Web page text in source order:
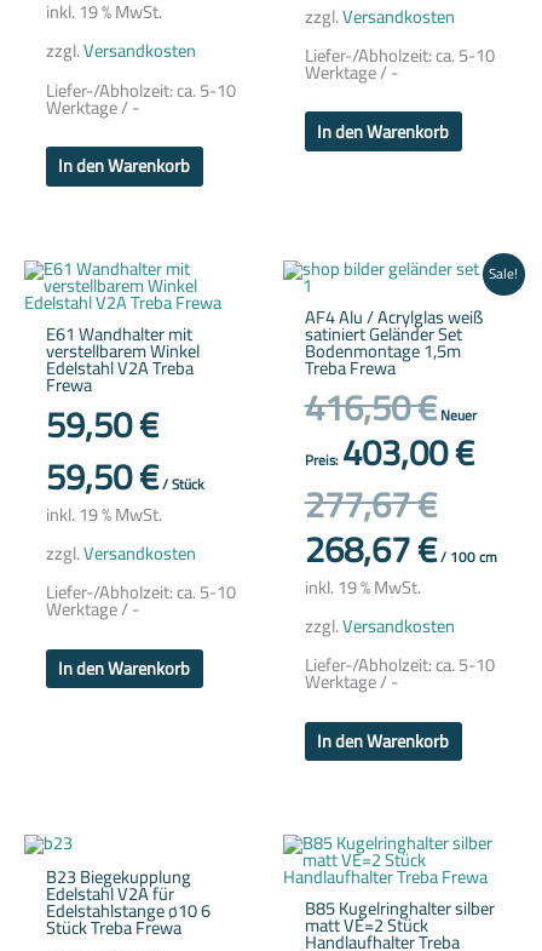
inkl. 19 % MwSt.
zzgl.Versandkosten
Liefer-/Abholzeit:ca. 5-10
Werktage / -
In den Warenkorb
zzgl.Versandkosten
Liefer-/Abholzeit:ca. 5-10
Werktage / -
In den Warenkorb
E61 Wandhalter mit
verstellbarem Winkel
Edelstahl V2A Treba
Frewa
59,50€
59,50€/Stück
inkl. 19 % MwSt.
zzgl.Versandkosten
Liefer-/Abholzeit:ca. 5-10
Werktage / -
In den Warenkorb
Sale!
AF4 Alu / Acrylglas weiß
satiniert Geländer Set
Bodenmontage 1,5m
Treba Frewa
416,50€
Ursprünglicher
416,50 €
Neuer
Preis: 403,00€
Aktueller
Preis
ist:
403,00 €.
277,67€
268,67€/100cm
inkl. 19 % MwSt.
zzgl.Versandkosten
Liefer-/Abholzeit:ca. 5-10
Werktage / -
In den Warenkorb
B23 Biegekupplung
Edelstahl V2A für
Edelstahlstange ø10 6
Stück Treba Frewa
B85 Kugelringhalter silber
matt VE=2 Stück
Handlaufhalter Treba